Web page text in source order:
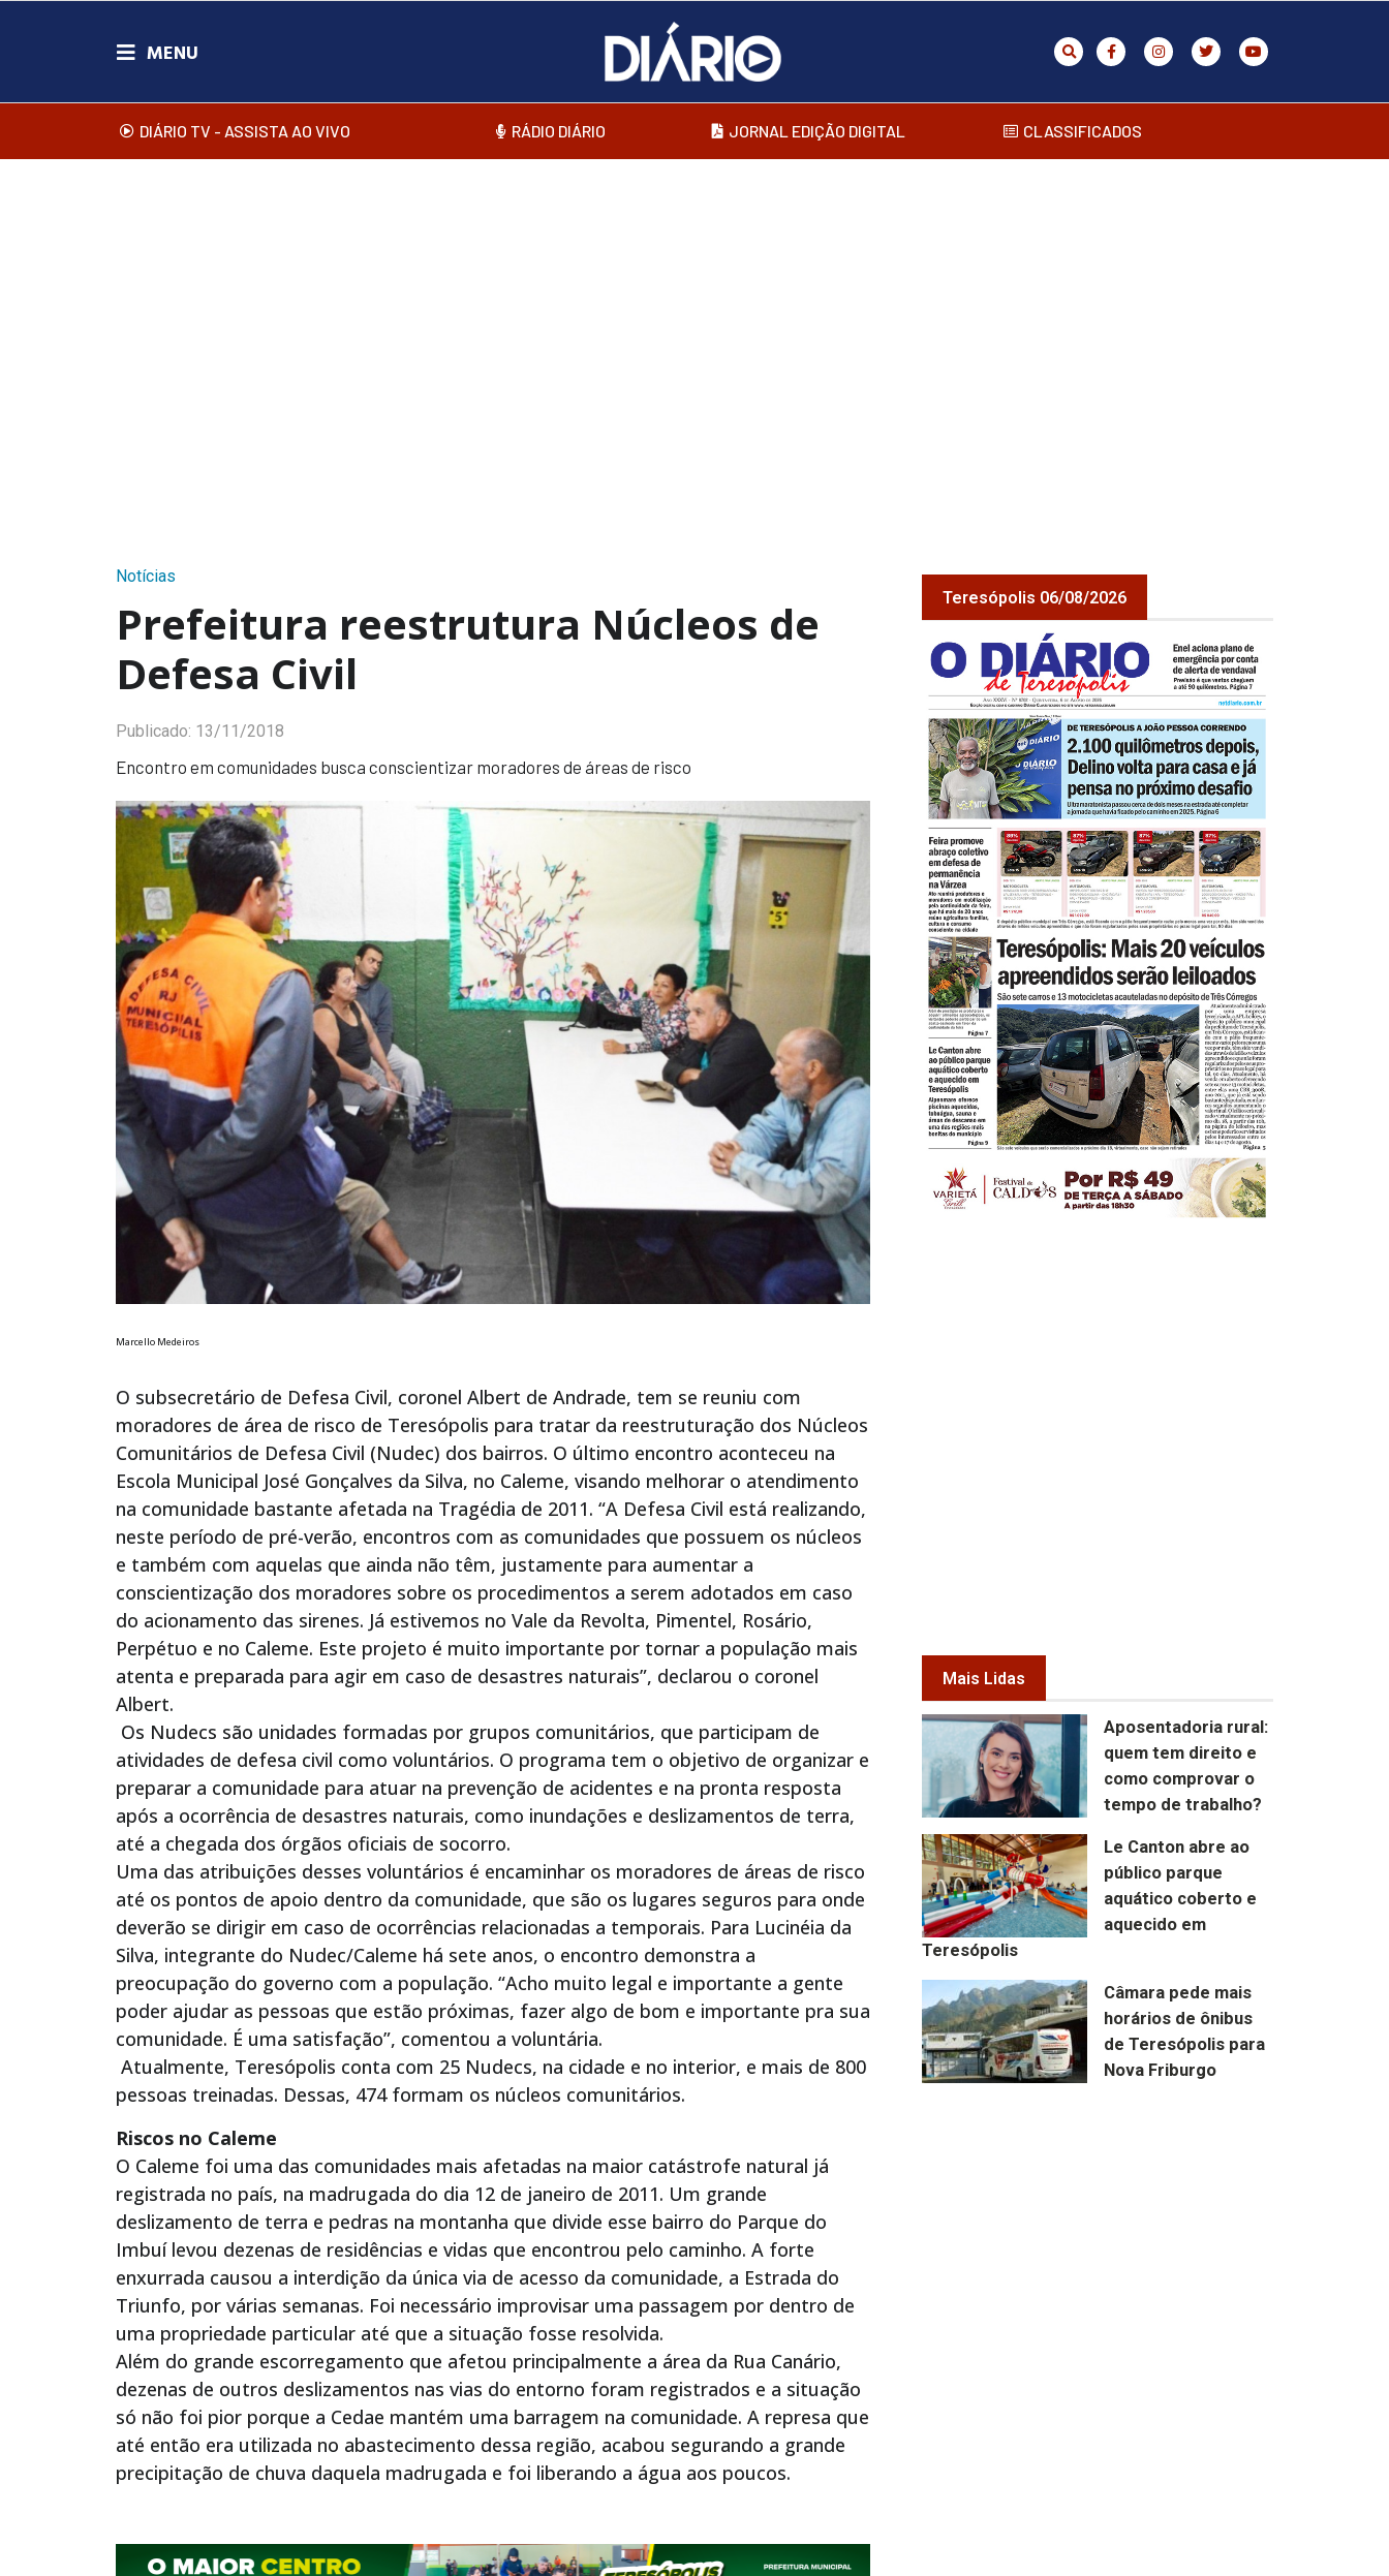
DIÁRIO TV - ASSISTA AO VIVO RÁDIO DIÁRIO JORNAL EDIÇÃO DIGITAL CLASSIFICADOS
Notícias
Prefeitura reestrutura Núcleos de
Defesa Civil
Publicado: 13/11/2018
Encontro em comunidades busca conscientizar moradores de áreas de risco
Marcello Medeiros
O subsecretário de Defesa Civil, coronel Albert de Andrade, tem se reuniu com
moradores de área de risco de Teresópolis para tratar da reestruturação dos Núcleos
Comunitários de Defesa Civil (Nudec) dos bairros. O último encontro aconteceu na
Escola Municipal José Gonçalves da Silva, no Caleme, visando melhorar o atendimento
na comunidade bastante afetada na Tragédia de 2011. “A Defesa Civil está realizando,
neste período de pré-verão, encontros com as comunidades que possuem os núcleos
e também com aquelas que ainda não têm, justamente para aumentar a
conscientização dos moradores sobre os procedimentos a serem adotados em caso
do acionamento das sirenes. Já estivemos no Vale da Revolta, Pimentel, Rosário,
Perpétuo e no Caleme. Este projeto é muito importante por tornar a população mais
atenta e preparada para agir em caso de desastres naturais”, declarou o coronel
Albert.
Os Nudecs são unidades formadas por grupos comunitários, que participam de
atividades de defesa civil como voluntários. O programa tem o objetivo de organizar e
preparar a comunidade para atuar na prevenção de acidentes e na pronta resposta
após a ocorrência de desastres naturais, como inundações e deslizamentos de terra,
até a chegada dos órgãos oficiais de socorro.
Uma das atribuições desses voluntários é encaminhar os moradores de áreas de risco
até os pontos de apoio dentro da comunidade, que são os lugares seguros para onde
deverão se dirigir em caso de ocorrências relacionadas a temporais. Para Lucinéia da
Silva, integrante do Nudec/Caleme há sete anos, o encontro demonstra a
preocupação do governo com a população. “Acho muito legal e importante a gente
poder ajudar as pessoas que estão próximas, fazer algo de bom e importante pra sua
comunidade. É uma satisfação”, comentou a voluntária.
Atualmente, Teresópolis conta com 25 Nudecs, na cidade e no interior, e mais de 800
pessoas treinadas. Dessas, 474 formam os núcleos comunitários.
Riscos no Caleme
O Caleme foi uma das comunidades mais afetadas na maior catástrofe natural já
registrada no país, na madrugada do dia 12 de janeiro de 2011. Um grande
deslizamento de terra e pedras na montanha que divide esse bairro do Parque do
Imbuí levou dezenas de residências e vidas que encontrou pelo caminho. A forte
enxurrada causou a interdição da única via de acesso da comunidade, a Estrada do
Triunfo, por várias semanas. Foi necessário improvisar uma passagem por dentro de
uma propriedade particular até que a situação fosse resolvida.
Além do grande escorregamento que afetou principalmente a área da Rua Canário,
dezenas de outros deslizamentos nas vias do entorno foram registrados e a situação
só não foi pior porque a Cedae mantém uma barragem na comunidade. A represa que
até então era utilizada no abastecimento dessa região, acabou segurando a grande
precipitação de chuva daquela madrugada e foi liberando a água aos poucos.
Teresópolis 06/08/2026
Mais Lidas
Aposentadoria rural:
quem tem direito e
como comprovar o
tempo de trabalho?
Le Canton abre ao
público parque
aquático coberto e
aquecido em
Teresópolis
Câmara pede mais
horários de ônibus
de Teresópolis para
Nova Friburgo